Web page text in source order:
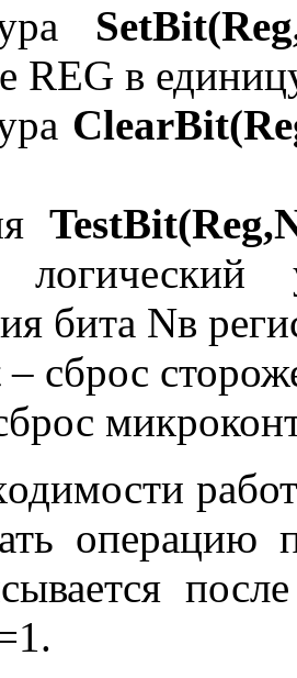
SetBit(Reg
REG в
ClearBit(
TestBit(Reg,
бита Nв
– сброс
операцию